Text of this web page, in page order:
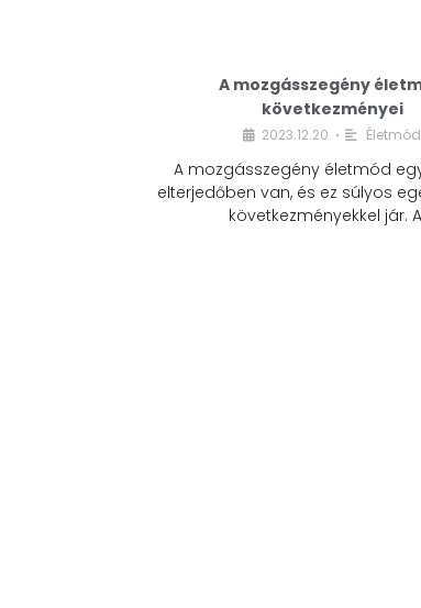
A mozgásszegény
következményei
2023.12.20. • Életmód
A mozgásszegény életmód
elterjedőben van, és ez súlyos
következményekkel jár.